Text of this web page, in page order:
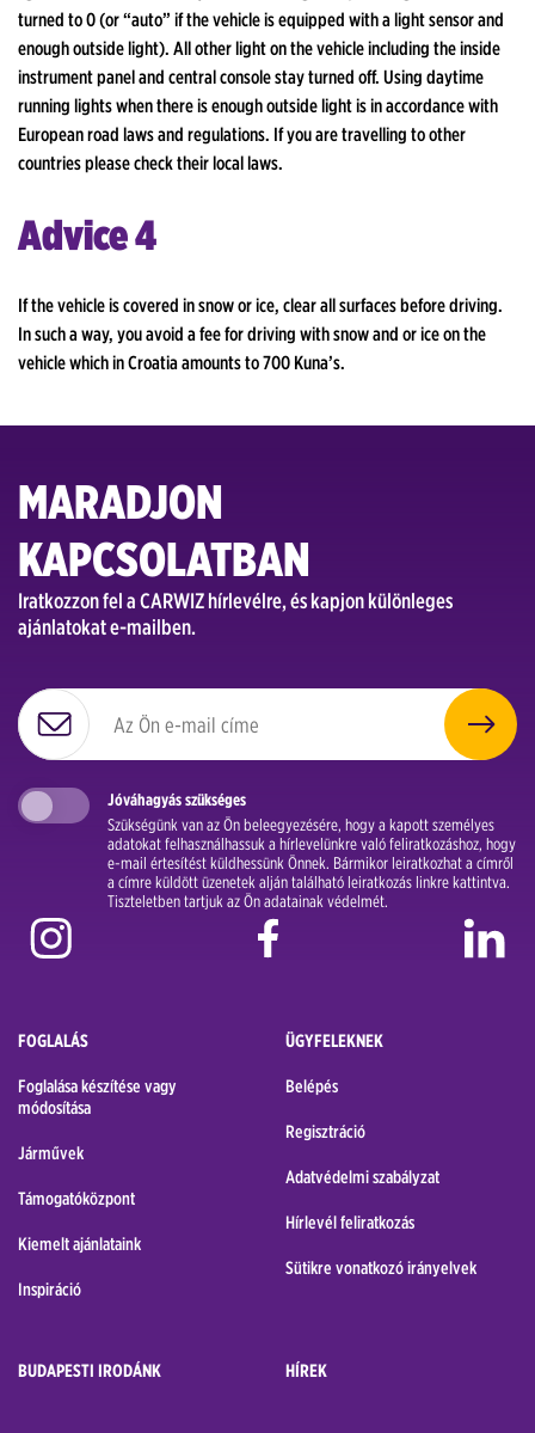
turned to 0 (or “auto” if the vehicle is equipped with a light sensor and
enough outside light). All other light on the vehicle including the inside
instrument panel and central console stay turned off. Using daytime
running lights when there is enough outside light is in accordance with
European road laws and regulations. If you are travelling to other
countries please check their local laws.
Advice 4
If the vehicle is covered in snow or ice, clear all surfaces before driving.
In such a way, you avoid a fee for driving with snow and or ice on the
vehicle which in Croatia amounts to 700 Kuna’s.
MARADJON
KAPCSOLATBAN
Iratkozzon fel a CARWIZ hírlevélre, és kapjon különleges
ajánlatokat e-mailben.
Jóváhagyás szükséges
Szükségünk van az Ön beleegyezésére, hogy a kapott személyes
adatokat felhasználhassuk a hírlevelünkre való feliratkozáshoz, hogy
e-mail értesítést küldhessünk Önnek. Bármikor leiratkozhat a címről
a címre küldött üzenetek alján található leiratkozás linkre kattintva.
Tiszteletben tartjuk az Ön adatainak védelmét.
FOGLALÁS
Foglalása készítése vagy
módosítása
Járművek
Támogatóközpont
Kiemelt ajánlataink
Inspiráció
ÜGYFELEKNEK
Belépés
Regisztráció
Adatvédelmi szabályzat
Hírlevél feliratkozás
Sütikre vonatkozó irányelvek
BUDAPESTI IRODÁNK HÍREK